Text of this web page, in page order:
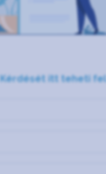
Kérdését itt teheti fel